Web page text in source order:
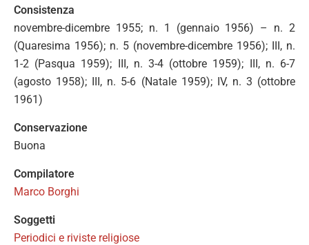
Consistenza
novembre-dicembre 1955; n. 1 (gennaio 1956) – n. 2
(Quaresima 1956); n. 5 (novembre-dicembre 1956); III, n.
1-2 (Pasqua 1959); III, n. 3-4 (ottobre 1959); III, n. 6-7
(agosto 1958); III, n. 5-6 (Natale 1959); IV, n. 3 (ottobre
1961)
Conservazione
Buona
Compilatore
Marco Borghi
Soggetti
Periodici e riviste religiose